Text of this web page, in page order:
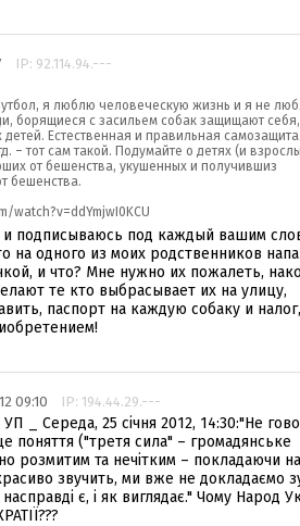
IP: 92.114.94.---
я люблю человеческую жизнь и я не
борящиеся с засильем собак защищают себя,
Естественная и правильная
– тот сам такой. Подумайте о детях (и
от бешенства, укушенных и получившиз
бешенства.
watch?v=ddYmjwI0KCU
подписываюсь под каждый вашим
на одного из моих родственников
и что? Мне нужно их пожалеть,
те кто выбрасывает их на улицу,
паспорт на каждую собаку и
09:10 IP: 194.44.29.---
_ Середа, 25 січня 2012, 14:30:"Не
поняття ("третя сила" – громадянське
розмитим та нечітким – покладаючи
звучить, ми вже не докладаємо
є, і як виглядає." Чому Народ